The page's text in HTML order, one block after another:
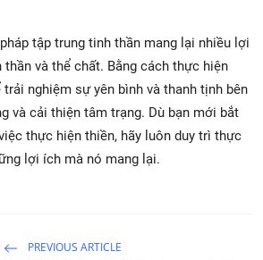
tập trung tinh thần mang lại nhiều lợi
và thể chất. Bằng cách thực hiện
nghiệm sự yên bình và thanh tịnh bên
và cải thiện tâm trạng. Dù bạn mới bắt
thực hiện thiền, hãy luôn duy trì thực
lợi ích mà nó mang lại.
PREVIOUS ARTICLE